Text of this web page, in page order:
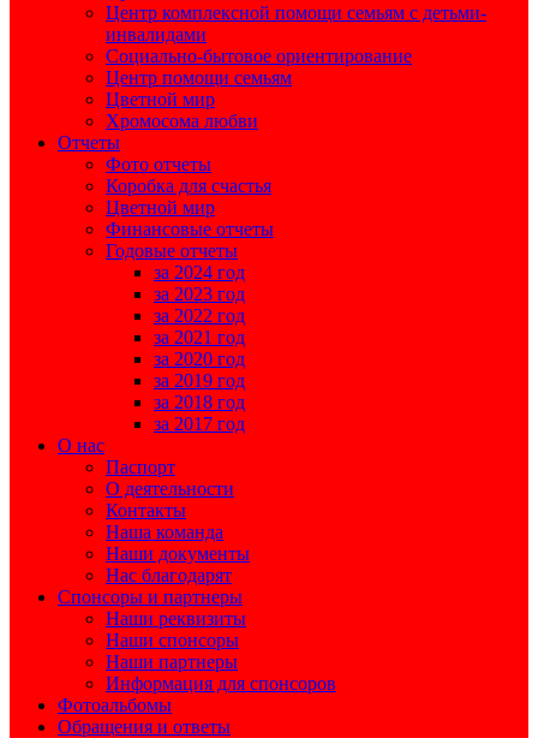
Центр комплексной помощи семьям с детьми-
инвалидами
Социально-бытовое ориентирование
Центр помощи семьям
Цветной мир
Хромосома любви
Отчеты
Фото отчеты
Коробка для счастья
Цветной мир
Финансовые отчеты
Годовые отчеты
за 2024 год
за 2023 год
за 2022 год
за 2021 год
за 2020 год
за 2019 год
за 2018 год
за 2017 год
О нас
Паспорт
О деятельности
Контакты
Наша команда
Наши документы
Нас благодарят
Спонсоры и партнеры
Наши реквизиты
Наши спонсоры
Наши партнеры
Информация для спонсоров
Фотоальбомы
Обращения и ответы